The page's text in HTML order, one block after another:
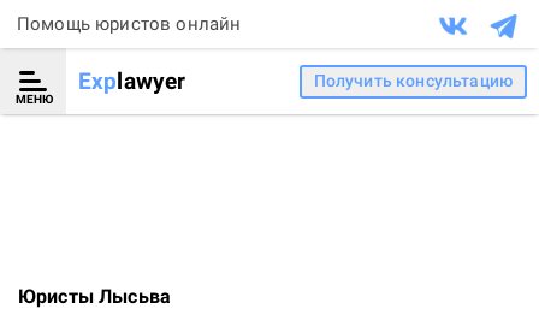
Помощь юристов онлайн
МЕНЮ
Explawyer Получить консультацию
Юристы Лысьва